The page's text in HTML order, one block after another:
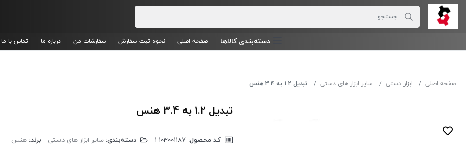
دسته‌بندی‌ کالاها صفحه اصلی نحوه ثبت سفارش سفارشات من درباره ما تماس با ما
صفحه اصلی ابزار دستی سایر ابزار های دستی تبدیل 1.2 به 3.4 هنس
تبدیل 1.2 به 3.4 هنس
کد محصول: دسته‌بندی: سایر ابزار های دستی برند: هنس